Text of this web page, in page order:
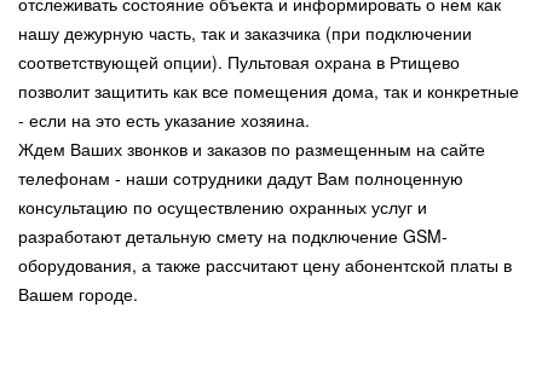
нашу дежурную часть, так и заказчика (при подключении
соответствующей опции). Пультовая охрана в Ртищево
позволит защитить как все помещения дома, так и конкретные
- если на это есть указание хозяина.
Ждем Ваших звонков и заказов по размещенным на сайте
телефонам - наши сотрудники дадут Вам полноценную
консультацию по осуществлению охранных услуг и
разработают детальную смету на подключение GSM-
оборудования, а также рассчитают цену абонентской платы в
Вашем городе.